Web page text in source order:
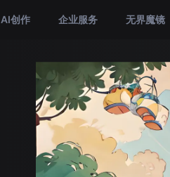
AI创作 企业服务 无界魔镜